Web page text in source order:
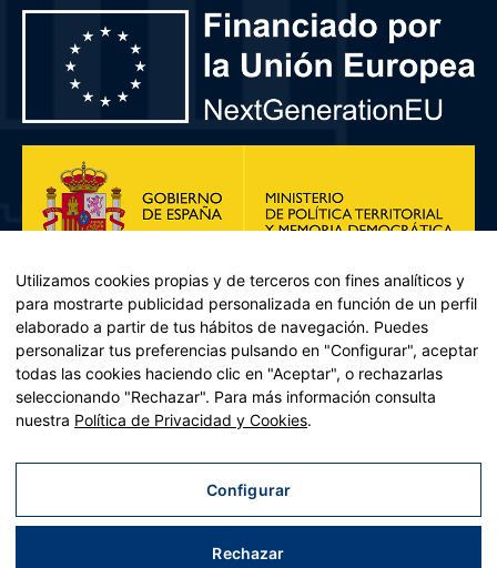
Plan de Recuperación, Transformación y Resiliencia – Financiado por
Recuperación y resiliencia, establecido por el Reglamento (UE)
2021/241 del Parlamento Europeo y del Consejo, de 12 de febrero
Utilizamos cookies propias y de terceros con fines analíticos y
para mostrarte publicidad personalizada en función de un perfil
elaborado a partir de tus hábitos de navegación. Puedes
personalizar tus preferencias pulsando en "Configurar", aceptar
todas las cookies haciendo clic en "Aceptar", o rechazarlas
seleccionando "Rechazar". Para más información consulta
nuestra Política de Privacidad y Cookies.
Configurar
Rechazar